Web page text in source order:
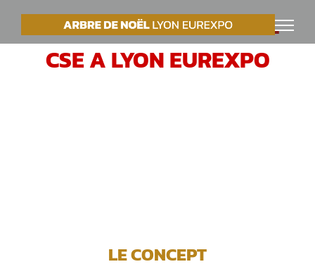
PasserVOTRE ARBRE DE NOËL
CSE A LYON EUREXPO
LE CONCEPT